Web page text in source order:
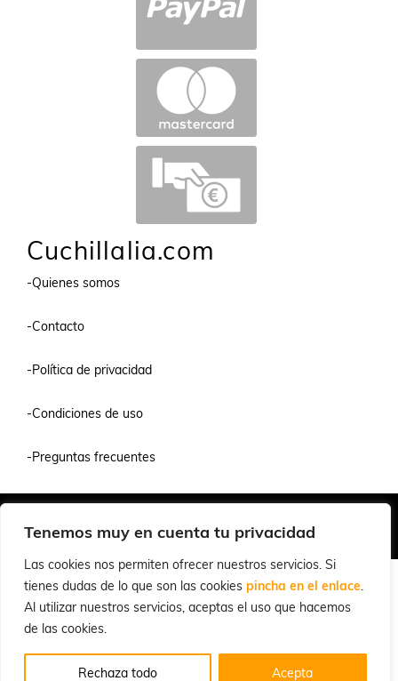
Tenemos muy en cuenta tu privacidad
Las cookies nos permiten ofrecer nuestros servicios. Si
tienes dudas de lo que son las cookies pincha en el enlace.
Al utilizar nuestros servicios, aceptas el uso que hacemos
de las cookies.
Rechaza todo Acepta
Cuchillalia.com
-Quienes somos
-Contacto
-Política de privacidad
-Condiciones de uso
-Preguntas frecuentes
© 2026 Cuchillalia.com